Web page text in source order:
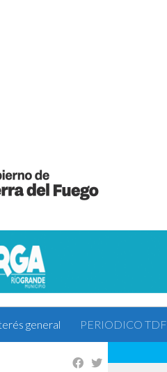
general PERIODICO TDF